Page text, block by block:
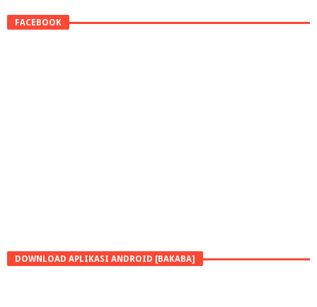
FACEBOOK
DOWNLOAD APLIKASI ANDROID [BAKABA]